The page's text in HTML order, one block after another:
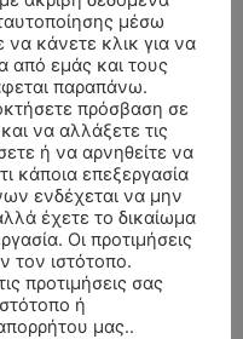
25/7/2026 – ΑΝΔΡΕΑΣ
23/7/2026 – ΙΩΑΝΝΗΣ Κ.
– ΤΕΤΑΡΤΗ 15/7/2026 –
ΤΕΤΑΡΤΗ 15/7/2026 –
μέσω
κάνετε κλικ για να
από εμάς και τους
παραπάνω.
πρόσβαση σε
να αλλάξετε τις
ή να αρνηθείτε να
κάποια επεξεργασία
ενδέχεται να μην
έχετε το δικαίωμα
Οι προτιμήσεις
τον ιστότοπο.
προτιμήσεις σας
ή
μας..